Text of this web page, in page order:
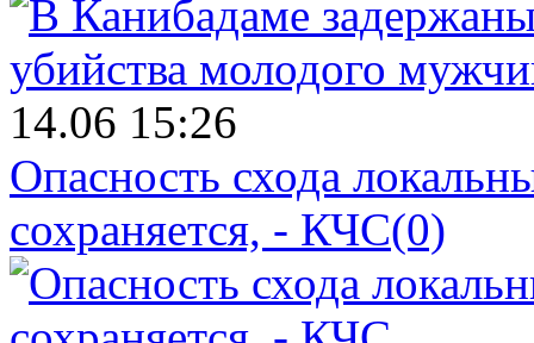
14.06 15:26
Опасность схода
сохраняется, - КЧС(0)